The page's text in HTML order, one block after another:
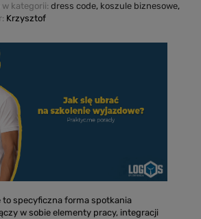
w kategorii: dress code, koszule biznesowe,
Krzysztof
to specyficzna forma spotkania
w sobie elementy pracy, integracji